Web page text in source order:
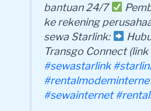
bantuan 24/7
ke rekening
sewa Starlink:
Transgo Connect (link
#sewastarlink
#sewainternet